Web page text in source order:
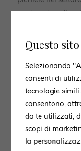
patrimonio
Italia è un tributo
alla sua capacità
solo decorano,
passione e
Questo
Selezionando
consenti di
tecnologie
consentono,
da te utilizzati,
scopi di
la